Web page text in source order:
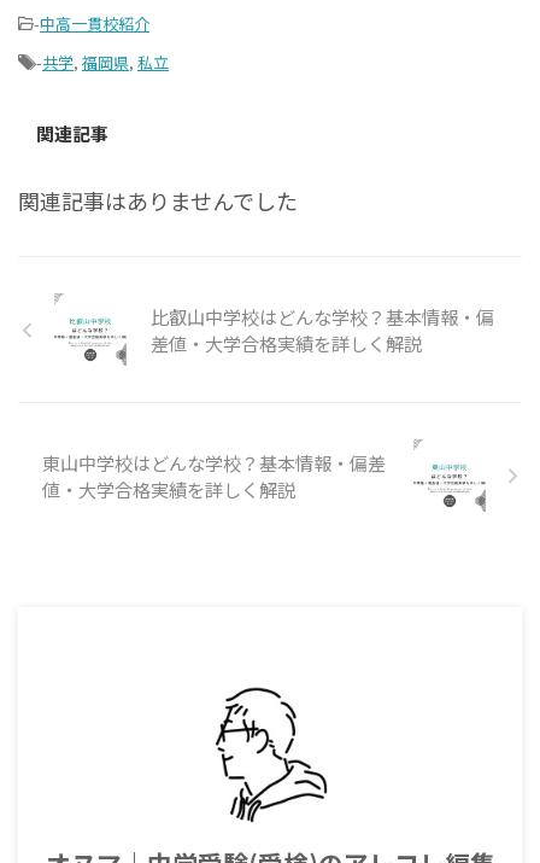
-中高一貫校紹介
-共学, 福岡県, 私立
関連記事
関連記事はありませんでした
比叡山中学校はどんな学校？基本情報・偏
差値・大学合格実績を詳しく解説
東山中学校はどんな学校？基本情報・偏差
値・大学合格実績を詳しく解説